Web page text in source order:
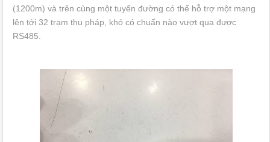
(1200m) và trên cùng một tuyến đường có thể hỗ trợ một mạng
lên tới 32 trạm thu pháp, khó có chuẩn nào vượt qua được
RS485.